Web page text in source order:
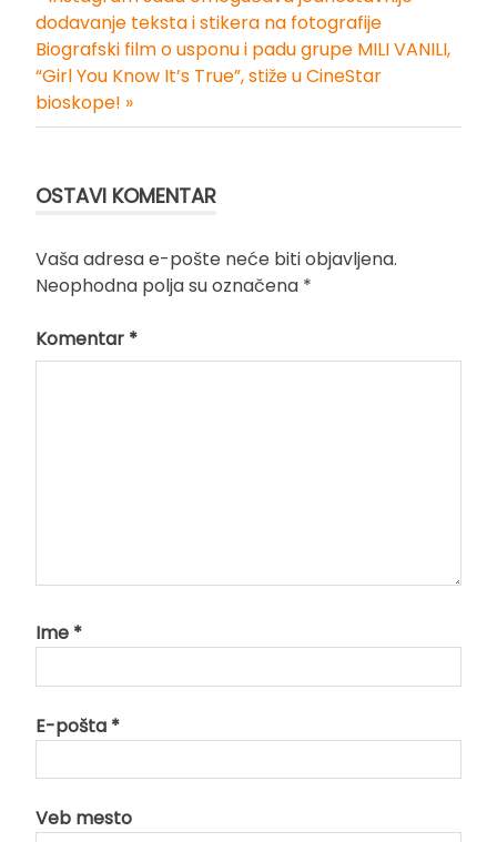
Kretanje
članka
dodavanje teksta i stikera na fotografije
Biografski film o usponu i padu grupe MILI VANILI,
“Girl You Know It’s True”, stiže u CineStar
bioskope! »
OSTAVI KOMENTAR
Vaša adresa e-pošte neće biti objavljena.
Neophodna polja su označena *
Komentar *
Ime *
E-pošta *
Veb mesto